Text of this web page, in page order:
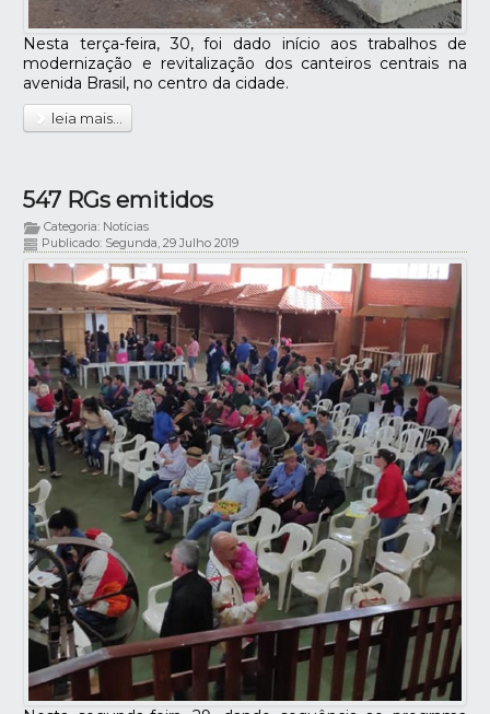
Nesta terça-feira, 30, foi dado início aos trabalhos de
modernização e revitalização dos canteiros centrais na
avenida Brasil, no centro da cidade.
leia mais...
547 RGs emitidos
Categoria: Notícias
Publicado: Segunda, 29 Julho 2019